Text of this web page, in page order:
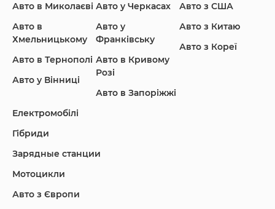
Infiniti Jaguar Jeep
Land Rover
Авто в Миколаєві
Авто в
Хмельницькому
Авто в Тернополі
Авто у Вінниці
Авто у Черкасах
Авто у
Франківську
Авто в Кривому
Розі
Авто в Запоріжжі
Авто з США
Авто з Китаю
Авто з Кореї
Електромобілі
Гібриди
Зарядные станции
Мотоцикли
Авто з Європи